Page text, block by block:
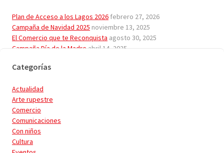
Plan de Acceso a los Lagos 2026 febrero 27, 2026
Campaña de Navidad 2025 noviembre 13, 2025
El Comercio que te Reconquista agosto 30, 2025
Campaña Día de la Madre abril 14, 2025
Categorías
Actualidad
Arte rupestre
Comercio
Comunicaciones
Con niños
Cultura